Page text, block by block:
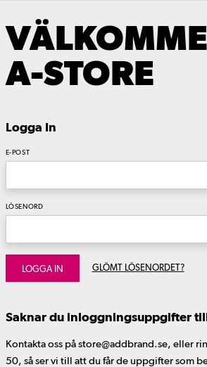
A-STORE
Logga In
E-POST
LÖSENORD
LOGGA IN GLÖMT LÖSENORDET?
Saknar du inloggningsuppgifter
Kontakta oss på store@addbrand.se, eller
50, så ser vi till att du får de uppgifter som